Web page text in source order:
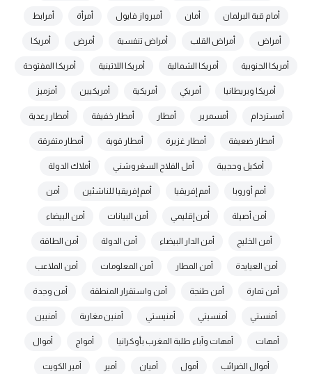
أمام قبة البرلمان أمان أمبرواز فايول أمرأة أمرابط
أمراض أمراض القلب أمراض تنفسية أمرض أمريكا
أمريكا الجنوبية أمريكا الشمالية أمريكا اللاتينية أمريكا المفتوحة
أمريكا وبريطانيا أمريكي أمريكية أمريكيين أمزميز
أمستردام أمسمرير أمطار أمطار خفيفة أمطار رعدية
أمطار ضعيفة أمطار غزيرة أمطار قوية أمطار متفرقة
أمكيل وحجيبة أمل الفلاح السغروشني أملاك الدولة
أمم أوروبا أمم إفريقيا أمم إفريقيا للناشئين أمن
أمن أصيلة أمن إقليمي أمن البيانات أمن البيضاء
أمن الخليج أمن الدار البيضاء أمن الدولة أمن الطاقة
أمن العيايدة أمن المطار أمن المعلومات أمن الملاعب
أمن تمارة أمن طنجة أمن واستقرار المنطقة أمن وجدة
أمنستي أمنسيتي أمنيستي أمنين مغاربة أمنيين
أمهات أمهات وآباء طلبة المغرب بأوكرانيا أمواج أموال
أموال الضرائب أمول أميان أمير أمير الكويت